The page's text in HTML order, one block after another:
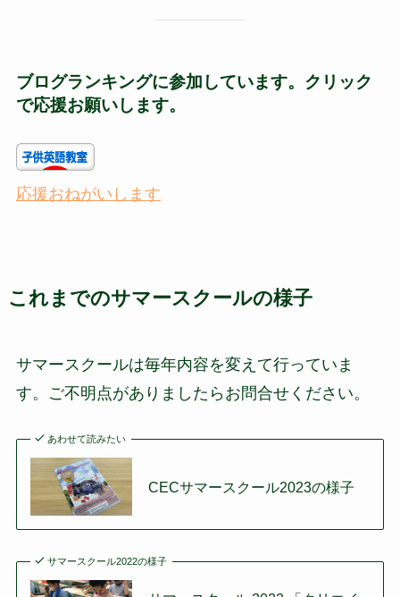
ブログランキングに参加しています。クリック
で応援お願いします。
応援おねがいします
これまでのサマースクールの様子
サマースクールは毎年内容を変えて行っていま
す。ご不明点がありましたらお問合せください。
あわせて読みたい
CECサマースクール2023の様子
サマースクール2022の様子